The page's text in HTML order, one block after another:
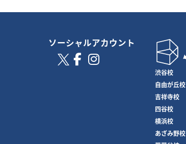
ソーシャルアカウント
渋谷校
自由が丘校
吉祥寺校
四谷校
横浜校
あざみ野校